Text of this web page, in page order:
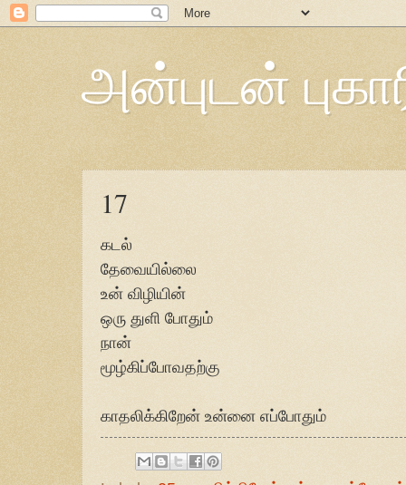
அன்புடன்
17
கடல்
தேவையில்லை
உன் விழியின்
ஒரு துளி போதும்
நான்
மூழ்கிப்போவதற்கு
காதலிக்கிறேன் உன்னை எப்போதும்